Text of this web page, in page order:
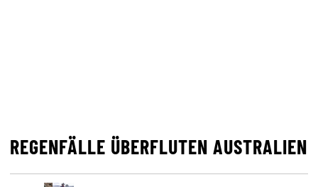
REGENFÄLLE ÜBERFLUTEN AUSTRALIEN